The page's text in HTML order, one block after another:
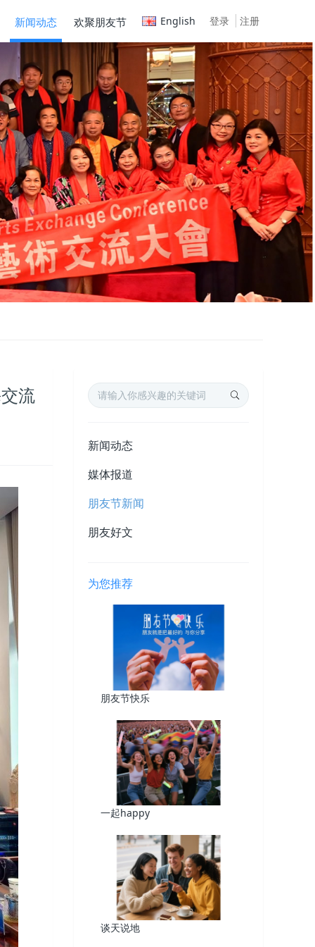
登录 注册
新闻动态 欢聚朋友节 English
流
新闻动态
媒体报道
朋友节新闻
朋友好文
为您推荐
朋友节快乐
一起happy
谈天说地